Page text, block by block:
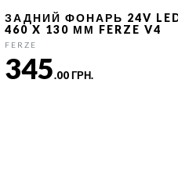
ЗАДНИЙ ФОНАРЬ 24V
460 X 130 ММ FERZE V4
FERZE
345.00 ГРН.